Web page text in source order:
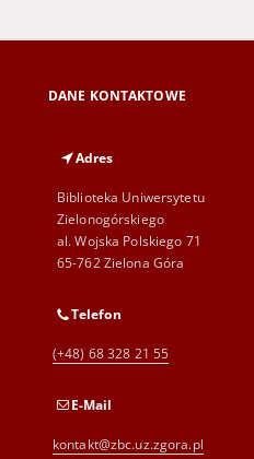
DANE KONTAKTOWE
Adres
Biblioteka Uniwersytetu
Zielonogórskiego
al. Wojska Polskiego 71
65-762 Zielona Góra
Telefon
(+48) 68 328 21 55
E-Mail
kontakt@zbc.uz.zgora.pl